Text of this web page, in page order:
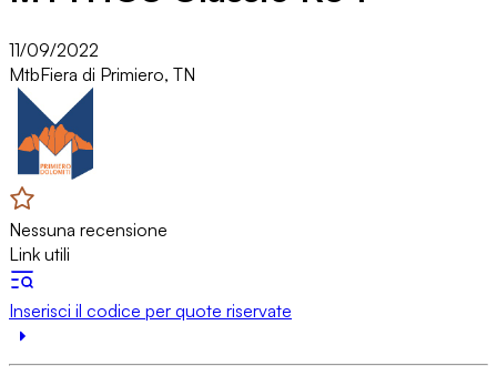
11/09/2022
MtbFiera di Primiero, TN
Nessuna recensione
Link utili
Inserisci il codice per quote riservate